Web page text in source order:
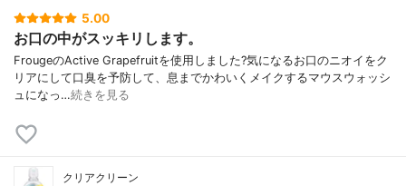
5.00
お口の中がスッキリします。
FrougeのActive Grapefruitを使用しました?気になるお口のニオイをク
リアにして口臭を予防して、息までかわいくメイクするマウスウォッシ
ュになっ…続きを見る
クリアクリーン